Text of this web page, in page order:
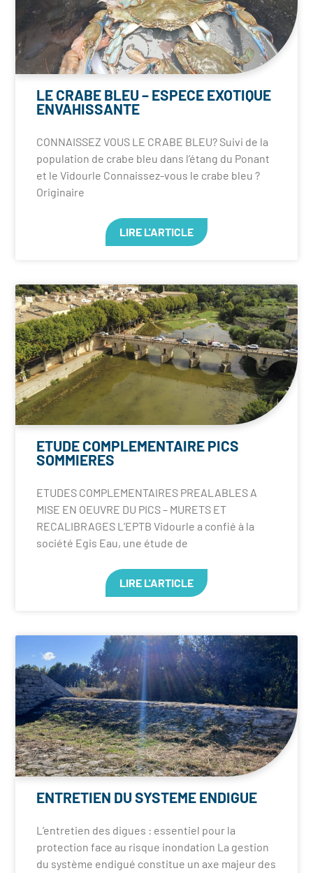
LE CRABE BLEU – ESPECE EXOTIQUE
ENVAHISSANTE
CONNAISSEZ VOUS LE CRABE BLEU? Suivi de la
population de crabe bleu dans l’étang du Ponant
et le Vidourle Connaissez-vous le crabe bleu ?
Originaire
LIRE L'ARTICLE
ETUDE COMPLEMENTAIRE PICS
SOMMIERES
ETUDES COMPLEMENTAIRES PREALABLES A
MISE EN OEUVRE DU PICS – MURETS ET
RECALIBRAGES L’EPTB Vidourle a confié à la
société Egis Eau, une étude de
LIRE L'ARTICLE
ENTRETIEN DU SYSTEME ENDIGUE
L’entretien des digues : essentiel pour la
protection face au risque inondation La gestion
du système endigué constitue un axe majeur des